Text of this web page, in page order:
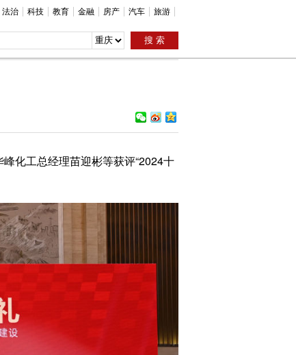
法治 科技 教育 金融 房产 汽车 旅游
化工总经理苗迎彬等获评“2024十